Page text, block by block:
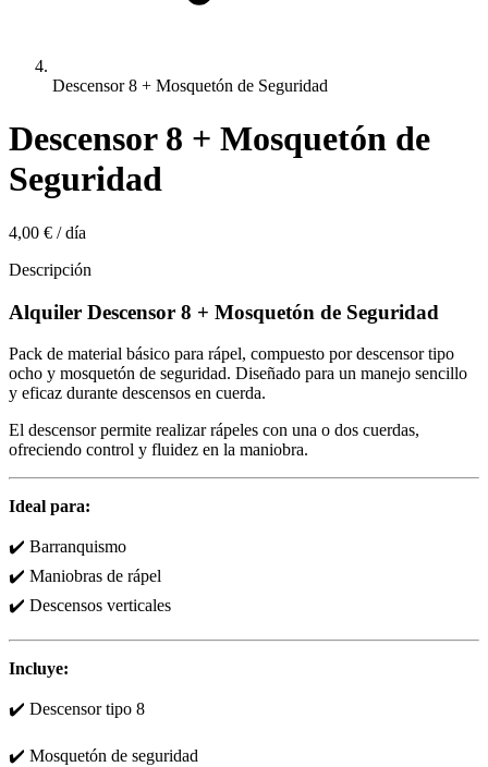
Descensor 8 + Mosquetón de Seguridad
Descensor 8 + Mosquetón de
Seguridad
4,00 € /día
Descripción
Alquiler Descensor 8 + Mosquetón de Seguridad
Pack de material básico para rápel, compuesto por descensor tipo
ocho y mosquetón de seguridad. Diseñado para un manejo sencillo
y eficaz durante descensos en cuerda.
El descensor permite realizar rápeles con una o dos cuerdas,
ofreciendo control y fluidez en la maniobra.
Ideal para:
✔️ Barranquismo
✔️ Maniobras de rápel
✔️ Descensos verticales
Incluye:
✔️ Descensor tipo 8
✔️ Mosquetón de seguridad